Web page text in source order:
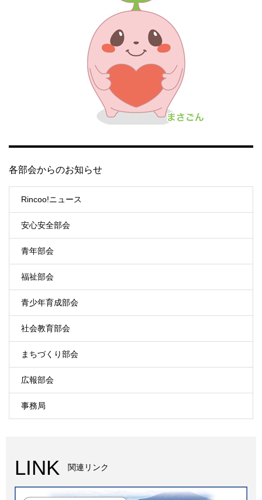
各部会からのお知らせ
Rincoo!ニュース
安心安全部会
青年部会
福祉部会
青少年育成部会
社会教育部会
まちづくり部会
広報部会
事務局
LINK 関連リンク